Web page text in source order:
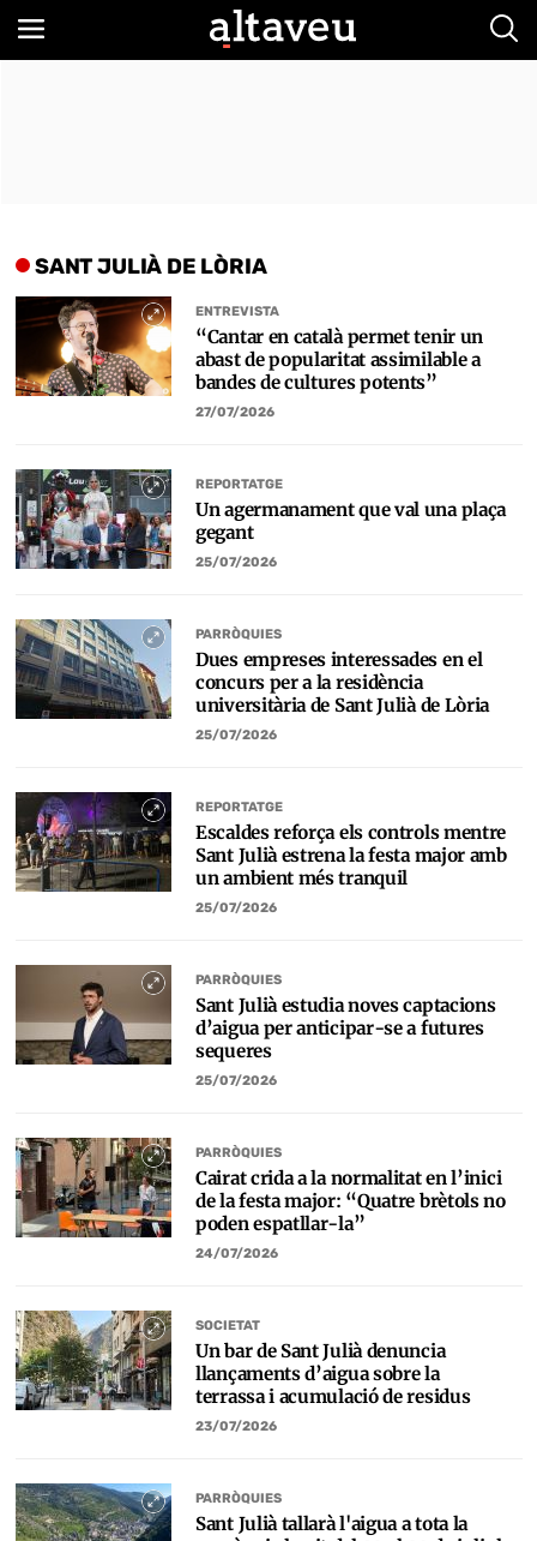
SANT JULIÀ DE LÒRIA
ENTREVISTA
“Cantar en català permet tenir un
abast de popularitat assimilable a
bandes de cultures potents”
27/07/2026
REPORTATGE
Un agermanament que val una plaça
gegant
25/07/2026
PARRÒQUIES
Dues empreses interessades en el
concurs per a la residència
universitària de Sant Julià de Lòria
25/07/2026
REPORTATGE
Escaldes reforça els controls mentre
Sant Julià estrena la festa major amb
un ambient més tranquil
25/07/2026
PARRÒQUIES
Sant Julià estudia noves captacions
d’aigua per anticipar-se a futures
sequeres
25/07/2026
PARRÒQUIES
Cairat crida a la normalitat en l’inici
de la festa major: “Quatre brètols no
poden espatllar-la”
24/07/2026
SOCIETAT
Un bar de Sant Julià denuncia
llançaments d’aigua sobre la
terrassa i acumulació de residus
23/07/2026
PARRÒQUIES
Sant Julià tallarà l'aigua a tota la